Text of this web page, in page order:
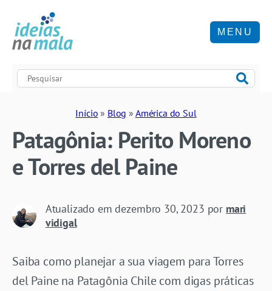
MENU
Início » Blog » América do Sul
Patagônia: Perito Moreno
e Torres del Paine
Atualizado em dezembro 30, 2023 por mari
vidigal
Saiba como planejar a sua viagem para Torres
del Paine na Patagônia Chile com digas práticas